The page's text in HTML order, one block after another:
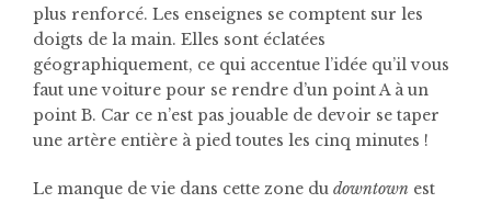
plus renforcé. Les enseignes se comptent sur les
doigts de la main. Elles sont éclatées
géographiquement, ce qui accentue l’idée qu’il vous
faut une voiture pour se rendre d’un point A à un
point B. Car ce n’est pas jouable de devoir se taper
une artère entière à pied toutes les cinq minutes !
Le manque de vie dans cette zone du downtown est